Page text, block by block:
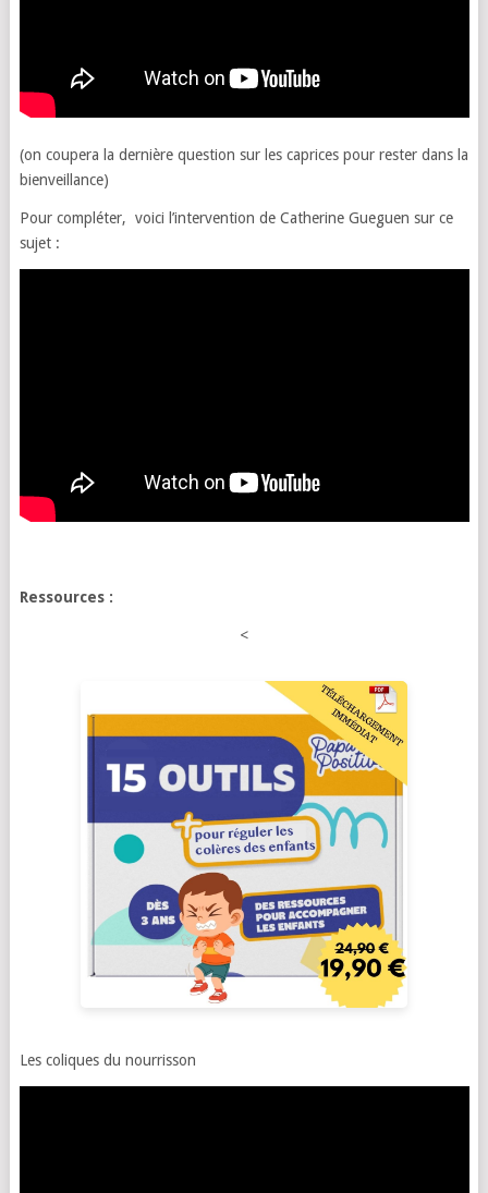
(on coupera la dernière question sur les caprices pour rester dans la
bienveillance)
Pour compléter, voici l’intervention de Catherine Gueguen sur ce
sujet :
Ressources :
<
Les coliques du nourrisson